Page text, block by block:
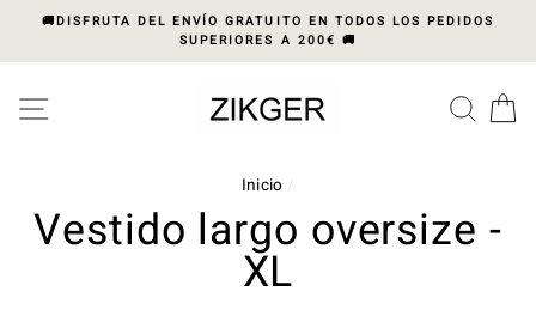
Please
This
accessibility
system.
al
🚚DISFRUTA DEL ENVÍO GRATUITO EN TODOS LOS PEDIDOS
SUPERIORES A 200€ 🚚
Inicio /
Vestido largo oversize -
XL